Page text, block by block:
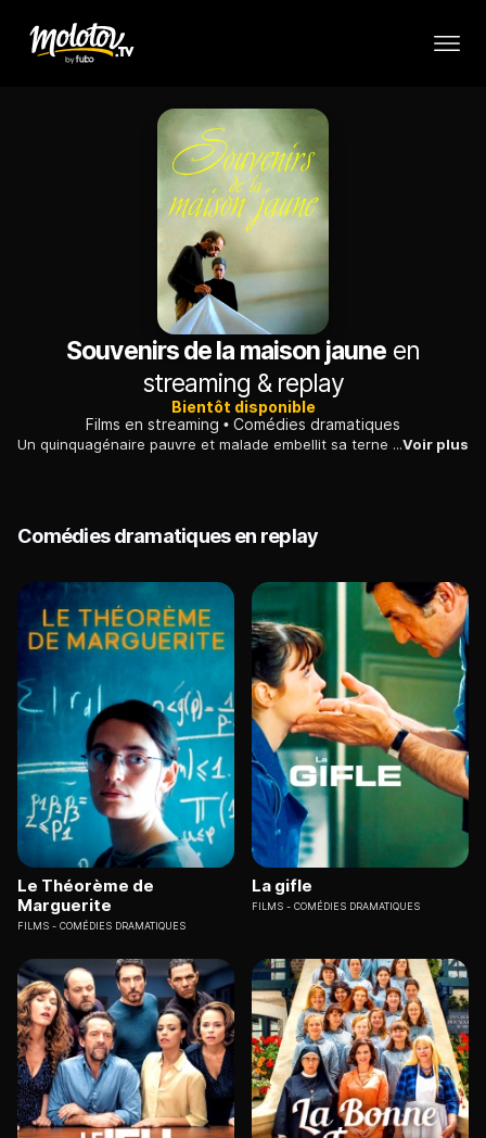
Souvenirs de la maison jaune en
streaming & replay
Bientôt disponible
Films en streaming
Comédies dramatiques
Un quinquagénaire pauvre et malade embellit sa terne existence dans une austère pension de famille de diverses loufoqueries et de quelques perversions.Voir plus
Comédies dramatiques en replay
Le Théorème de
Marguerite
FILMS COMÉDIES DRAMATIQUES
La gifle
FILMS COMÉDIES DRAMATIQUES